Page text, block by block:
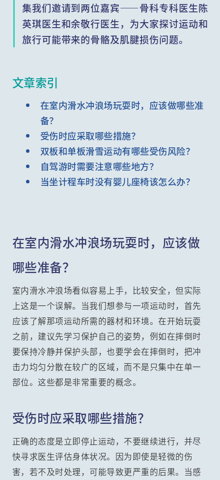
集我们邀请到两位嘉宾——骨科专科医生陈
英琪医生和余敬行医生，为大家探讨运动和
旅行可能带来的骨骼及肌腱损伤问题。
文章索引
在室内滑水冲浪场玩耍时，应该做哪些准
备？
受伤时应采取哪些措施？
双板和单板滑雪运动有哪些受伤风险？
自驾游时需要注意哪些地方？
当坐计程车时没有婴儿座椅该怎么办？
在室内滑水冲浪场玩耍时，应该做
哪些准备？
室内滑水冲浪场看似容易上手，比较安全，但实际
上这是一个误解。当我们想参与一项运动时，首先
应该了解那项运动所需的器材和环境。在开始玩耍
之前，建议先学习保护自己的姿势，例如在摔倒时
要保持冷静并保护头部，也要学会在摔倒时，把冲
击力均匀分散在较广的区域，而不是只集中在单一
部位。这些都是非常重要的概念。
受伤时应采取哪些措施？
正确的态度是立即停止运动，不要继续进行，并尽
快寻求医生评估身体状况。因为即使是轻微的伤
害，若不及时处理，可能导致更严重的后果。当感